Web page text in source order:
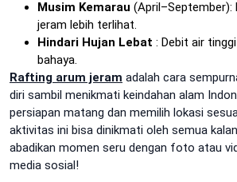
Musim Kemarau (April–September):
jeram lebih terlihat.
Hindari Hujan Lebat : Debit air
bahaya.
Rafting arum jeram adalah cara
diri sambil menikmati keindahan alam
persiapan matang dan memilih lokasi
aktivitas ini bisa dinikmati oleh semua
abadikan momen seru dengan foto atau
media sosial!